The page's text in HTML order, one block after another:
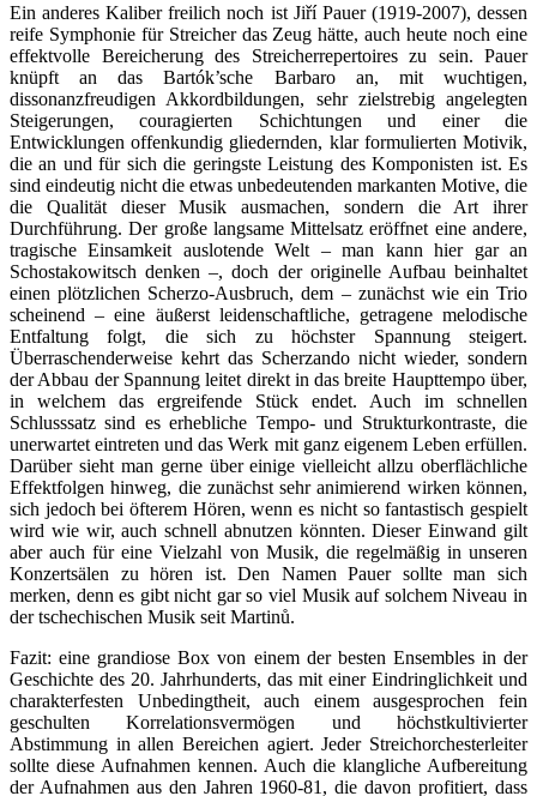
Ein anderes Kaliber freilich noch ist Jiří Pauer (1919-2007), dessen
reife Symphonie für Streicher das Zeug hätte, auch heute noch eine
effektvolle Bereicherung des Streicherrepertoires zu sein. Pauer
knüpft an das Bartók’sche Barbaro an, mit wuchtigen,
dissonanzfreudigen Akkordbildungen, sehr zielstrebig angelegten
Steigerungen, couragierten Schichtungen und einer die
Entwicklungen offenkundig gliedernden, klar formulierten Motivik,
die an und für sich die geringste Leistung des Komponisten ist. Es
sind eindeutig nicht die etwas unbedeutenden markanten Motive, die
die Qualität dieser Musik ausmachen, sondern die Art ihrer
Durchführung. Der große langsame Mittelsatz eröffnet eine andere,
tragische Einsamkeit auslotende Welt – man kann hier gar an
Schostakowitsch denken –, doch der originelle Aufbau beinhaltet
einen plötzlichen Scherzo-Ausbruch, dem – zunächst wie ein Trio
scheinend – eine äußerst leidenschaftliche, getragene melodische
Entfaltung folgt, die sich zu höchster Spannung steigert.
Überraschenderweise kehrt das Scherzando nicht wieder, sondern
der Abbau der Spannung leitet direkt in das breite Haupttempo über,
in welchem das ergreifende Stück endet. Auch im schnellen
Schlusssatz sind es erhebliche Tempo- und Strukturkontraste, die
unerwartet eintreten und das Werk mit ganz eigenem Leben erfüllen.
Darüber sieht man gerne über einige vielleicht allzu oberflächliche
Effektfolgen hinweg, die zunächst sehr animierend wirken können,
sich jedoch bei öfterem Hören, wenn es nicht so fantastisch gespielt
wird wie wir, auch schnell abnutzen könnten. Dieser Einwand gilt
aber auch für eine Vielzahl von Musik, die regelmäßig in unseren
Konzertsälen zu hören ist. Den Namen Pauer sollte man sich
merken, denn es gibt nicht gar so viel Musik auf solchem Niveau in
der tschechischen Musik seit Martinů.
Fazit: eine grandiose Box von einem der besten Ensembles in der
Geschichte des 20. Jahrhunderts, das mit einer Eindringlichkeit und
charakterfesten Unbedingtheit, auch einem ausgesprochen fein
geschulten Korrelationsvermögen und höchstkultivierter
Abstimmung in allen Bereichen agiert. Jeder Streichorchesterleiter
sollte diese Aufnahmen kennen. Auch die klangliche Aufbereitung
der Aufnahmen aus den Jahren 1960-81, die davon profitiert, dass